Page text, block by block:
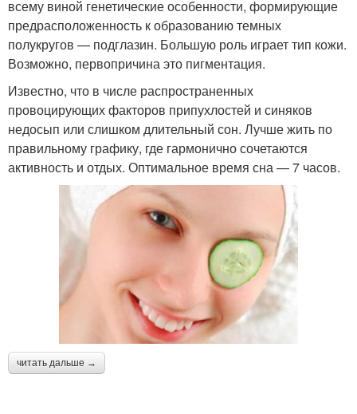
всему виной генетические особенности, формирующие
предрасположенность к образованию темных
полукругов — подглазин. Большую роль играет тип кожи.
Возможно, первопричина это пигментация.
Известно, что в числе распространенных
провоцирующих факторов припухлостей и синяков
недосып или слишком длительный сон. Лучше жить по
правильному графику, где гармонично сочетаются
активность и отдых. Оптимальное время сна — 7 часов.
читать дальше →